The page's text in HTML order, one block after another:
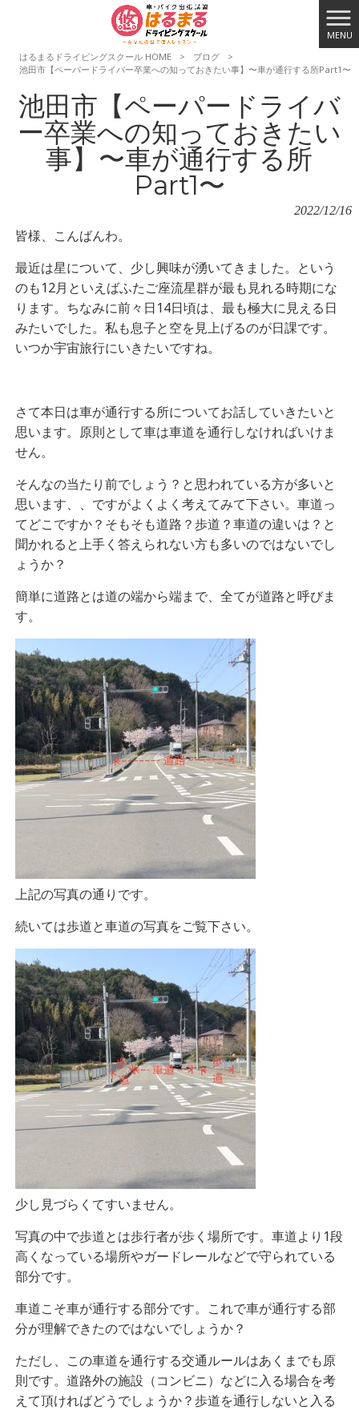
MENU
はるまるドライビングスクール HOME
> ブログ
>
池田市【ペーパードライバー卒業への知っておきたい事】〜車が通行する所Part1〜
池田市【ペーパードライバ
ー卒業への知っておきたい
事】〜車が通行する所
Part1〜
2022/12/16
皆様、こんばんわ。
最近は星について、少し興味が湧いてきました。という
のも12月といえばふたご座流星群が最も見れる時期にな
ります。ちなみに前々日14日頃は、最も極大に見える日
みたいでした。私も息子と空を見上げるのが日課です。
いつか宇宙旅行にいきたいですね。
さて本日は車が通行する所についてお話していきたいと
思います。原則として車は車道を通行しなければいけま
せん。
そんなの当たり前でしょう？と思われている方が多いと
思います、、ですがよくよく考えてみて下さい。車道っ
てどこですか？そもそも道路？歩道？車道の違いは？と
聞かれると上手く答えられない方も多いのではないでし
ょうか？
簡単に道路とは道の端から端まで、全てが道路と呼びま
す。
上記の写真の通りです。
続いては歩道と車道の写真をご覧下さい。
少し見づらくてすいません。
写真の中で歩道とは歩行者が歩く場所です。車道より1段
高くなっている場所やガードレールなどで守られている
部分です。
車道こそ車が通行する部分です。これで車が通行する部
分が理解できたのではないでしょうか？
ただし、この車道を通行する交通ルールはあくまでも原
則です。道路外の施設（コンビニ）などに入る場合を考
えて頂ければどうでしょうか？歩道を通行しないと入る